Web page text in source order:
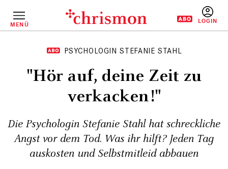
InhaltMENÜ
PSYCHOLOGIN STEFANIE STAHL
"Hör auf, deine Zeit zu
verkacken!"
Die Psychologin Stefanie Stahl hat schreckliche
Angst vor dem Tod. Was ihr hilft? Jeden Tag
auskosten und Selbstmitleid abbauen